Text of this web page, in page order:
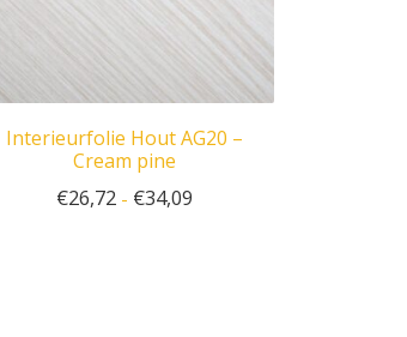
Interieurfolie Hout AG20 –
Cream pine
€26,72 - €34,09